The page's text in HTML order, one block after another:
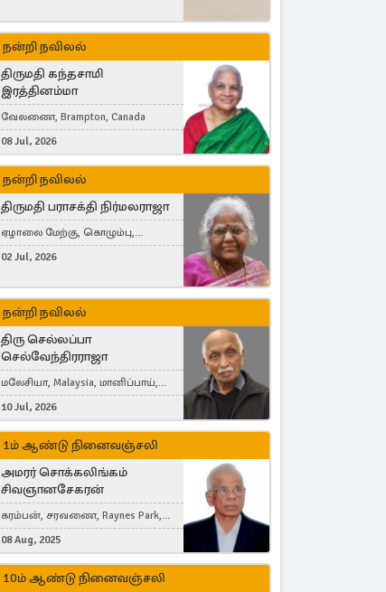
நன்றி நவிலல்
திருமதி கந்தசாமி
இரத்தினம்மா
வேலணை, Brampton, Canada
08 Jul, 2026
நன்றி நவிலல்
திருமதி பராசக்தி நிர்மலராஜா
ஏழாலை மேற்கு, கொழும்பு,
தங்காலை, London, United Kingdom
02 Jul, 2026
நன்றி நவிலல்
திரு செல்லப்பா
செல்வேந்திரராஜா
மலேசியா, Malaysia, மானிப்பாய்,
Duisburg, Germany, London, United
Kingdom
10 Jul, 2026
1ம் ஆண்டு நினைவஞ்சலி
அமரர் சொக்கலிங்கம்
சிவஞானசேகரன்
கரம்பன், சரவணை, Raynes Park,
London, United Kingdom
08 Aug, 2025
10ம் ஆண்டு நினைவஞ்சலி